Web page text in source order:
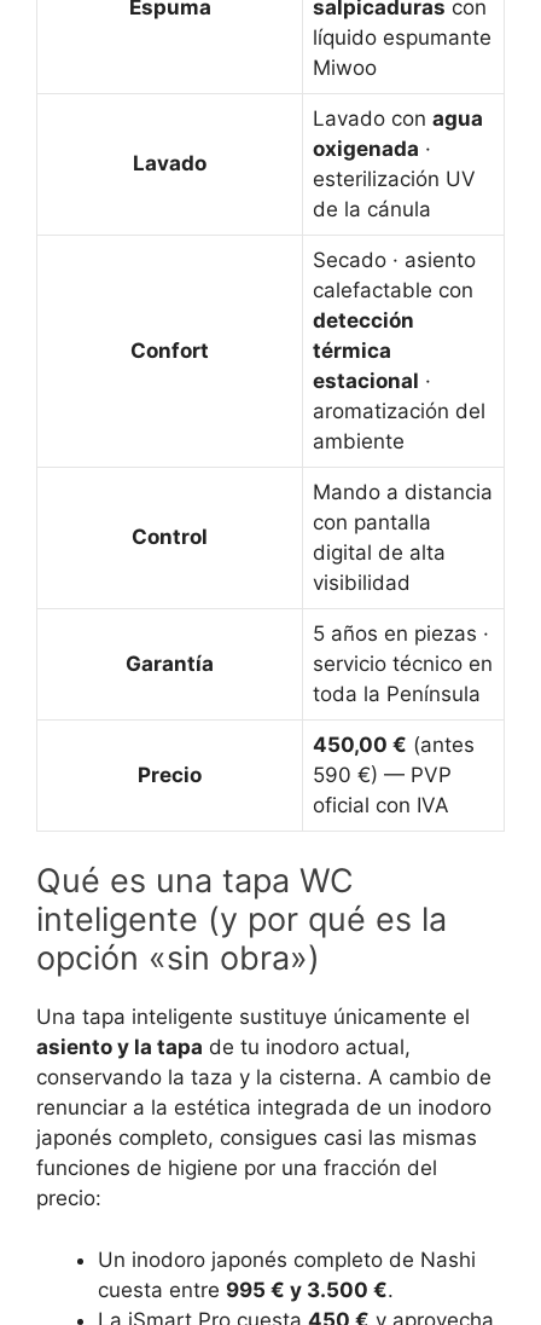
Espuma salpicaduras con
líquido espumante
Miwoo
Lavado
Lavado con agua
oxigenada ·
esterilización UV
de la cánula
Confort
Secado · asiento
calefactable con
detección
térmica
estacional ·
aromatización del
ambiente
Control
Mando a distancia
con pantalla
digital de alta
visibilidad
Garantía
5 años en piezas ·
servicio técnico en
toda la Península
Precio
450,00 € (antes
590 €) — PVP
oficial con IVA
Qué es una tapa WC
inteligente (y por qué es la
opción «sin obra»)
Una tapa inteligente sustituye únicamente el
asiento y la tapa de tu inodoro actual,
conservando la taza y la cisterna. A cambio de
renunciar a la estética integrada de un inodoro
japonés completo, consigues casi las mismas
funciones de higiene por una fracción del
precio:
Un inodoro japonés completo de Nashi
cuesta entre 995 € y 3.500 €.
La iSmart Pro cuesta 450 € y aprovecha